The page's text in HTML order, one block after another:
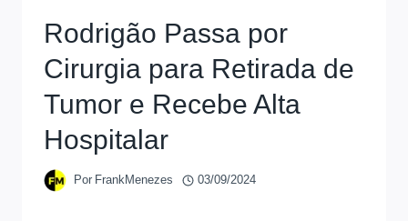
Rodrigão Passa por
Cirurgia para Retirada de
Tumor e Recebe Alta
Hospitalar
Por FrankMenezes 03/09/2024